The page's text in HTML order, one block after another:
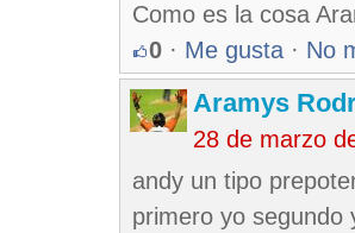
Como es la cosa
0 · Me gusta · No
Aramys
28 de marzo
andy un tipo
primero yo segundo